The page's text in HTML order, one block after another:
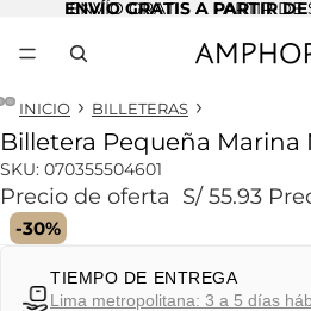
ENVÍO GRATIS A PARTIR
ENVÍO GRATIS A PARTIR DE
INICIO BILLETERAS
Abrir
imagen
a
pantalla
completa
Abrir
imagen
a
pantalla
completa
Abrir
imagen
a
pantalla
completa
Billetera Pequeña Marina
SKU: 070355504601
Precio de oferta S/ 55.93
-30%
TIEMPO DE ENTREGA
Lima metropolitana: 3 a 5 días